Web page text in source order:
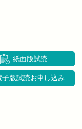
紙面版試読
子版試読お申し込み